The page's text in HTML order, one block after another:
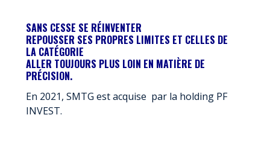
SANS CESSE SE RÉINVENTER
REPOUSSER SES PROPRES LIMITES ET CELLES DE
LA CATÉGORIE
ALLER TOUJOURS PLUS LOIN EN MATIÈRE DE
PRÉCISION.
En 2021, SMTG est acquise par la holding PF
INVEST.